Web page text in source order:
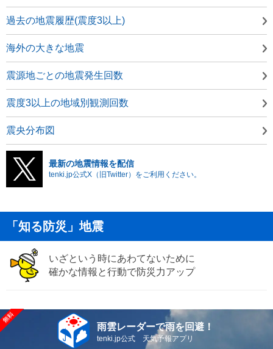
過去の地震履歴(震度3以上)
海外の大きな地震
震源地ごとの地震発生回数
震度3以上の地域別観測回数
震央分布図
最新の地震情報を配信
tenki.jp公式X（旧Twitter）をご利用ください。
「知る防災」地震
いざという時にあわてないために
確かな情報と行動で防災力アップ
雨雲レーダーで雨を回避！
tenki.jp公式 天気予報アプリ